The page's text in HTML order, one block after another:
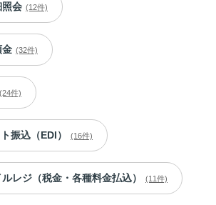
照会 (12件)
金 (32件)
(24件)
振込（EDI） (16件)
レジ（税金・各種料金払込） (11件)